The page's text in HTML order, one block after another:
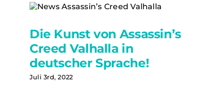
Die Kunst von Assassin’s Creed
Valhalla in deutscher Sprache!
Die Kunst von Assassin’s
Creed Valhalla in
deutscher Sprache!
Juli 3rd, 2022